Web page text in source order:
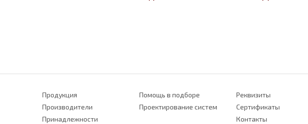
Продукция
Производители
Принадлежности
Помощь в подборе
Проектирование систем
Реквизиты
Сертификаты
Контакты